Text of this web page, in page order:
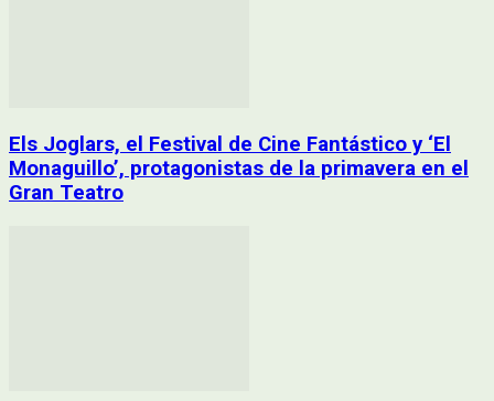
Els Joglars, el Festival de Cine Fantástico y ‘El
Monaguillo’, protagonistas de la primavera en el
Gran Teatro